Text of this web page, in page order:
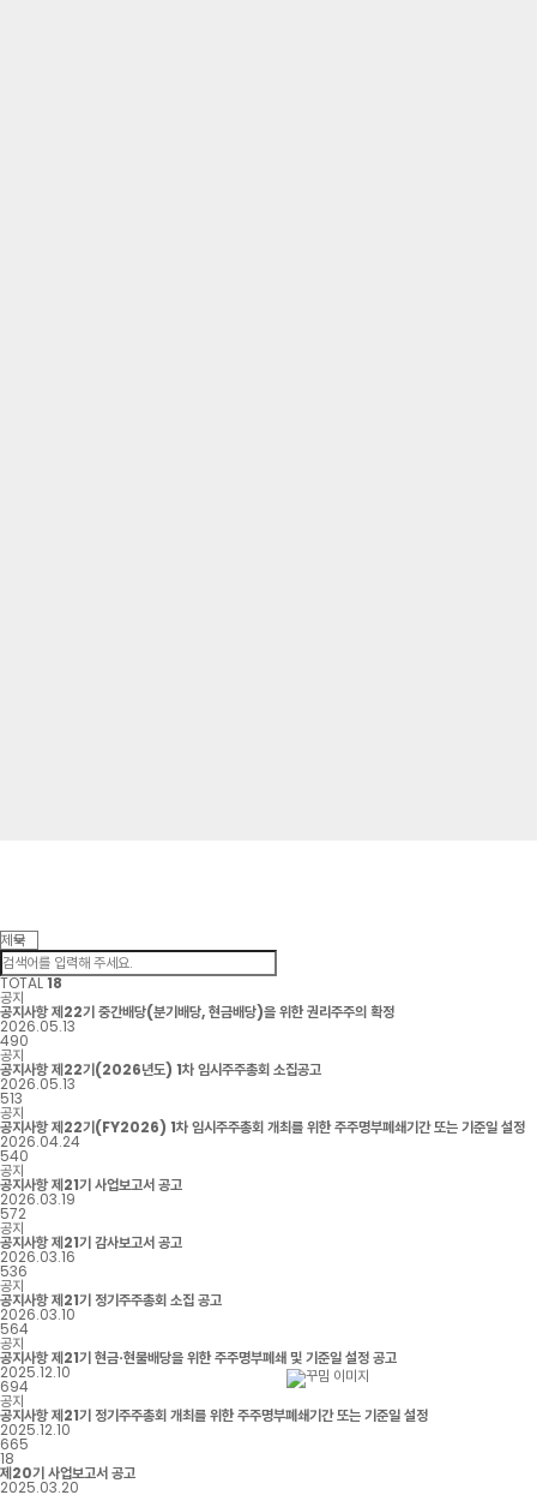
TOTAL18
공지
공지사항제22기 중간배당(분기배당, 현금배당)을 위한 권리주주의 확정
2026.05.13
490
공지
공지사항제22기(2026년도) 1차 임시주주총회 소집공고
2026.05.13
513
공지
공지사항제22기(FY2026) 1차 임시주주총회 개최를 위한 주주명부폐쇄기간 또는 기준일 설정
2026.04.24
540
공지
공지사항제21기 사업보고서 공고
2026.03.19
572
공지
공지사항제21기 감사보고서 공고
2026.03.16
536
공지
공지사항제21기 정기주주총회 소집 공고
2026.03.10
564
공지
공지사항제21기 현금·현물배당을 위한 주주명부폐쇄 및 기준일 설정 공고
2025.12.10
694
공지
공지사항제21기 정기주주총회 개최를 위한 주주명부폐쇄기간 또는 기준일 설정
2025.12.10
665
18
제20기 사업보고서 공고
2025.03.20